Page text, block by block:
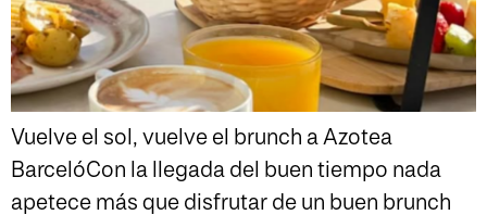
Vuelve el sol, vuelve el brunch a Azotea
BarcelóCon la llegada del buen tiempo nada
apetece más que disfrutar de un buen brunch